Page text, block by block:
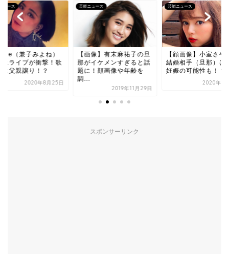
ュース
（兼子みよね）
上ライブが衝撃！歌
は父親譲り！？
2020年8月25日
芸能ニュース
【画像】有末麻祐子の旦
那がイケメンすぎると話
題に！顔画像や年齢を
調...
2019年11月29日
芸能ニュース
【顔画像】小室さや
結婚相手（旦那）は
妊娠の可能性も！？
2020年8
スポンサーリンク